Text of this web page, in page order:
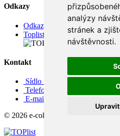
analýzy
stránek a
návštěvnosti.
Odkazy
Odkazy
Toplist
Kontakt
Sídlo firmy: Boženy
Telefon: +420 608 449 590
E-mail: info@e-color.cz
© 2026 e-color.cz